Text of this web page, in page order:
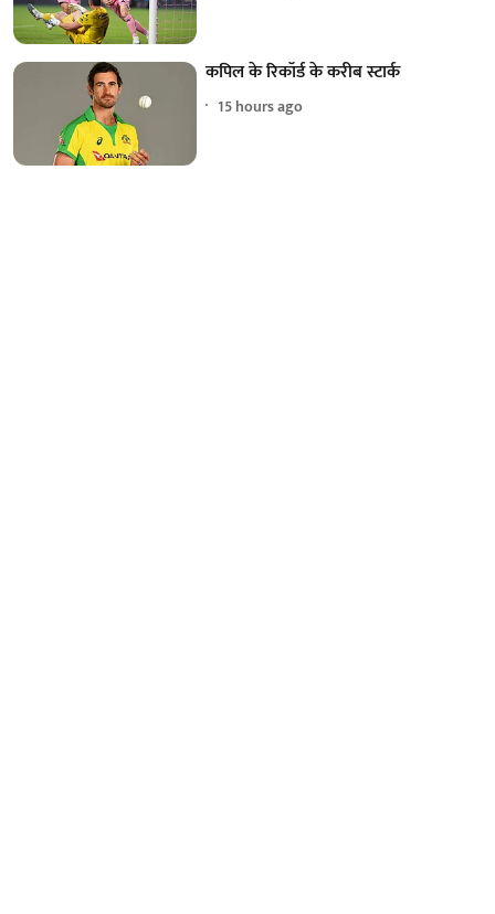
कपिल के रिकॉर्ड के करीब स्टार्क
15 hours ago